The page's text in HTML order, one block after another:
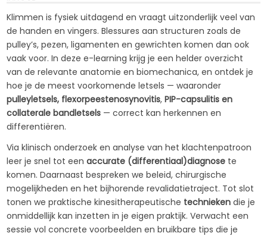
Klimmen is fysiek uitdagend en vraagt uitzonderlijk veel van
de handen en vingers. Blessures aan structuren zoals de
pulley’s, pezen, ligamenten en gewrichten komen dan ook
vaak voor. In deze e-learning krijg je een helder overzicht
van de relevante anatomie en biomechanica, en ontdek je
hoe je de meest voorkomende letsels — waaronder
pulleyletsels, flexorpeestenosynovitis,PIP-capsulitis en
collaterale bandletsels — correct kan herkennen en
differentiëren.
Via klinisch onderzoek en analyse van het klachtenpatroon
leer je snel tot eenaccurate (differentiaal)diagnose te
komen. Daarnaast bespreken we beleid, chirurgische
mogelijkheden en het bijhorende revalidatietraject. Tot slot
tonen we praktische kinesitherapeutische techniekendie je
onmiddellijk kan inzetten in je eigen praktijk. Verwacht een
sessie vol concrete voorbeelden en bruikbare tips die je